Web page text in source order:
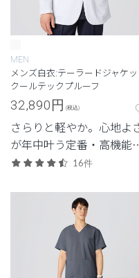
MEN
メンズ白衣:テーラードジャケッ
クールテックプルーフ
32,890円 (税込)
さらりと軽やか。心地よ
が年中叶う定番・高機能
リーズ。
16件